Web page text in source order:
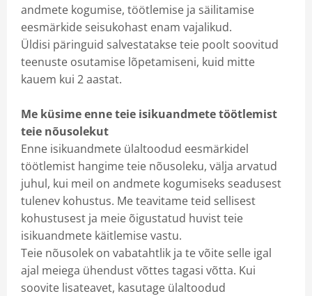
andmete kogumise, töötlemise ja säilitamise
eesmärkide seisukohast enam vajalikud.
Üldisi päringuid salvestatakse teie poolt soovitud
teenuste osutamise lõpetamiseni, kuid mitte
kauem kui 2 aastat.
Me küsime enne teie isikuandmete töötlemist
teie nõusolekut
Enne isikuandmete ülaltoodud eesmärkidel
töötlemist hangime teie nõusoleku, välja arvatud
juhul, kui meil on andmete kogumiseks seadusest
tulenev kohustus. Me teavitame teid sellisest
kohustusest ja meie õigustatud huvist teie
isikuandmete käitlemise vastu.
Teie nõusolek on vabatahtlik ja te võite selle igal
ajal meiega ühendust võttes tagasi võtta. Kui
soovite lisateavet, kasutage ülaltoodud